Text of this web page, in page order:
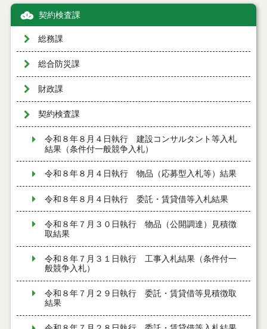
契約検査課
総務課
総合防災課
財政課
契約検査課
令和８年８月４日執行 建設コンサルタント等入札
結果（条件付一般競争入札）
令和８年８月４日執行 物品（応募型入札等）結果
令和８年８月４日執行 委託・賃貸借等入札結果
令和８年７月３０日執行 物品（公開調達）見積徴
取結果
令和８年７月３１日執行 工事入札結果（条件付一
般競争入札）
令和８年７月２９日執行 委託・賃貸借等見積徴取
結果